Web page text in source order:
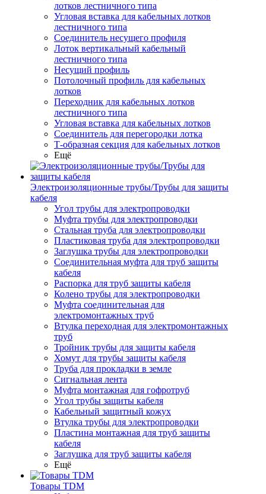
лотков лестничного типа
Угловая вставка для кабельных лотков
лестничного типа
Соединитель несущего профиля
Лоток вертикальный кабельный
лестничного типа
Несущий профиль
Потолочный профиль для кабельных
лотков
Переходник для кабельных лотков
лестничного типа
Угловая вставка для кабельных лотков
Соединитель для перегородки лотка
Т-образная секция для кабельных лотков
Ещё
Электроизоляционные трубы/Трубы для защиты
кабеля
Угол трубы для электропроводки
Муфта трубы для электропроводки
Стальная труба для электропроводки
Пластиковая труба для электропроводки
Заглушка трубы для электропроводки
Соединительная муфта для труб защиты
кабеля
Распорка для труб защиты кабеля
Колено трубы для электропроводки
Муфта соединительная для
электромонтажных труб
Втулка переходная для электромонтажных
труб
Тройник трубы для защиты кабеля
Хомут для трубы защиты кабеля
Труба для прокладки в земле
Сигнальная лента
Муфта монтажная для гофротруб
Угол трубы защиты кабеля
Кабельный защитный кожух
Втулка трубы для электропроводки
Пластина монтажная для труб защиты
кабеля
Заглушка для труб защиты кабеля
Ещё
Товары TDM